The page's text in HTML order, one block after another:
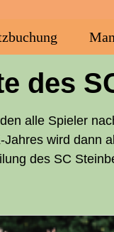
des
alle Spie­ler
wird dann
des SC